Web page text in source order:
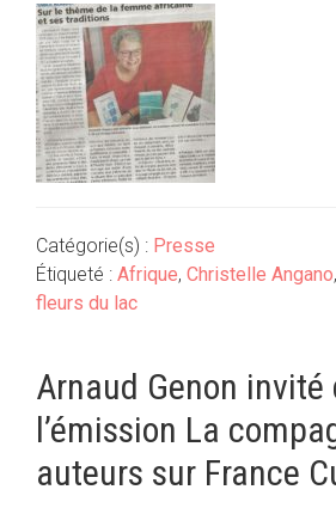
Catégorie(s) : Presse
Étiqueté : Afrique, Christelle Angano,
fleurs du lac
Arnaud Genon invité
l’émission La
auteurs sur France